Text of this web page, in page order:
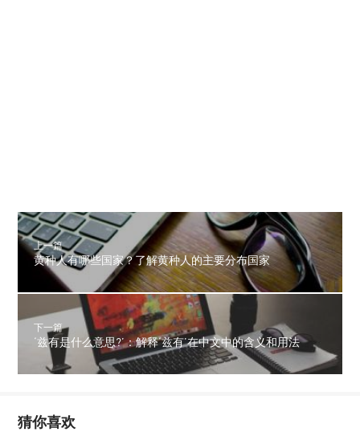
上一篇
黄种人有哪些国家？了解黄种人的主要分布国家
下一篇
‘兹有是什么意思?’：解释‘兹有’在中文中的含义和用法
猜你喜欢